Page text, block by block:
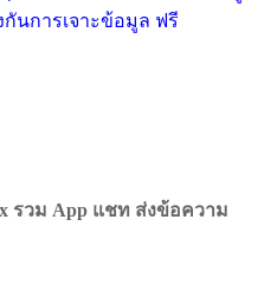
กันการเจาะข้อมูล ฟรี
รวม App แชท ส่งข้อความ